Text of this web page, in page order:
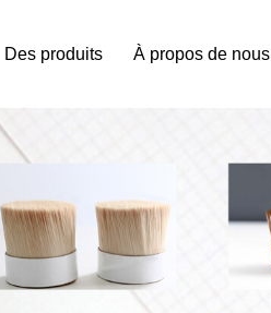
Des produits À propos de nous